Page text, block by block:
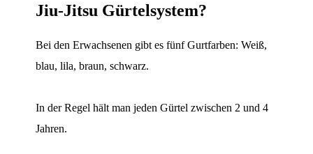
Jiu-Jitsu Gürtelsystem?
Bei den Erwachsenen gibt es fünf Gurtfarben: Weiß,
blau, lila, braun, schwarz.
In der Regel hält man jeden Gürtel zwischen 2 und 4
Jahren.